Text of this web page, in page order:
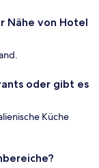
Nähe von Hotel
oder gibt es
Küche